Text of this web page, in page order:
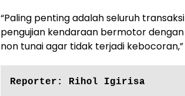
“Paling penting adalah seluruh
pengujian kendaraan bermotor
non tunai agar tidak terjadi
Reporter: Rihol Igirisa